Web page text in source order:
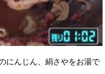
にんじん、絹さやをお湯で